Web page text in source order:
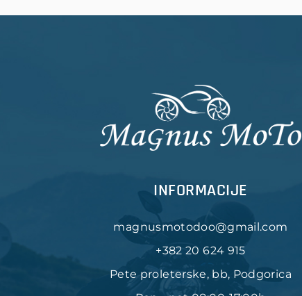
INFORMACIJE
magnusmotodoo@gmail.com
+382 20 624 915
Pete proleterske, bb, Podgorica